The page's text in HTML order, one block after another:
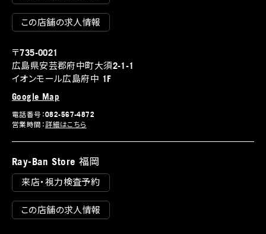
この店舗の求人情報
〒735-0021
広島県安芸郡府中町大須2-1-1
イオンモール広島府中 1F
Google Map
電話番号：082-567-4872
営業時間：詳細はこちら
Ray-Ban Store 福岡
来店・視力検査予約
この店舗の求人情報